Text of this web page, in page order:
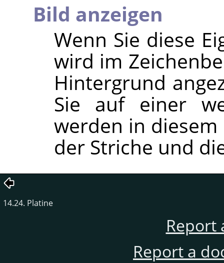
Bild anzeigen
Wenn Sie diese
wird im
Hintergrund
Sie auf einer
werden in diesem
der Striche und
14.24. Platine
Report
Report a